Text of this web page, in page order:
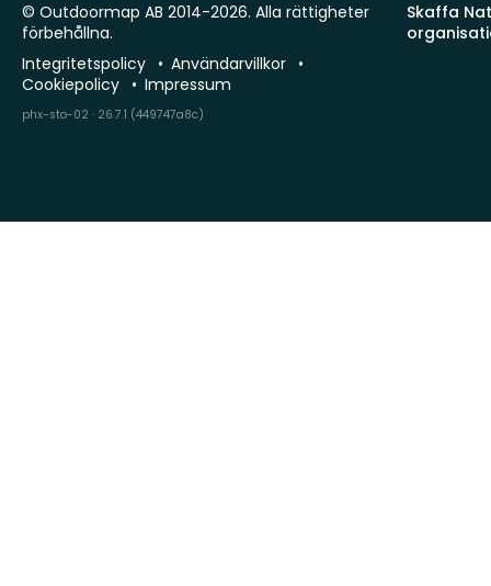
Skaffa
© Outdoormap AB 2014-2026. Alla rättigheter
förbehållna.
Integritetspolicy
Användarvillkor
Cookiepolicy
Impressum
phx-sto-02 · 26.7.1 (449747a8c)